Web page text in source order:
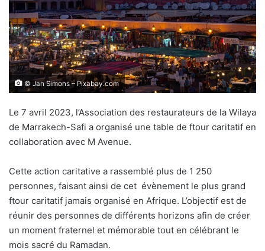
© Jan Simons – Pixabay.com
Le 7 avril 2023, l’Association des restaurateurs de la Wilaya
de Marrakech-Safi a organisé une table de ftour caritatif en
collaboration avec M Avenue.
Cette action caritative a rassemblé plus de 1 250
personnes, faisant ainsi de cet évènement le plus grand
ftour caritatif jamais organisé en Afrique. L’objectif est de
réunir des personnes de différents horizons afin de créer
un moment fraternel et mémorable tout en célébrant le
mois sacré du Ramadan.